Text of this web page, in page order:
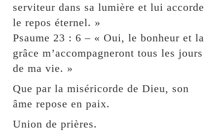
serviteur dans sa lumière et lui accorde
le repos éternel. »
Psaume 23 : 6 – « Oui, le bonheur et la
grâce m’accompagneront tous les jours
de ma vie. »
Que par la miséricorde de Dieu, son
âme repose en paix.
Union de prières.